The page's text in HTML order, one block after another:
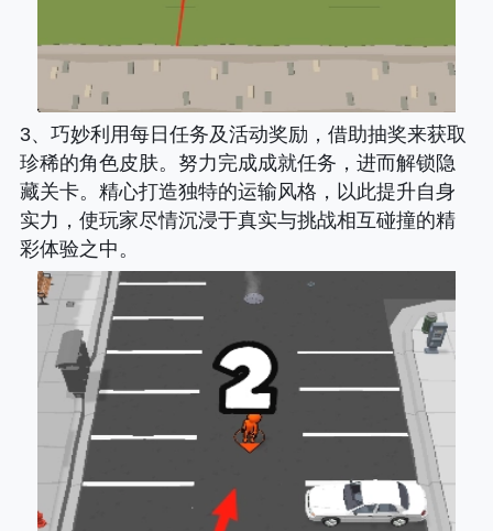
3、巧妙利用每日任务及活动奖励，借助抽奖来获取
珍稀的角色皮肤。努力完成成就任务，进而解锁隐
藏关卡。精心打造独特的运输风格，以此提升自身
实力，使玩家尽情沉浸于真实与挑战相互碰撞的精
彩体验之中。